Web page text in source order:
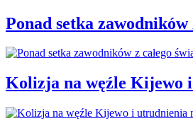
Ponad setka
Kolizja na węźle Kijewo